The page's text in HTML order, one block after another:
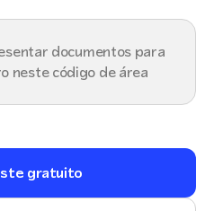
documentos para
neste código de área
gratuito